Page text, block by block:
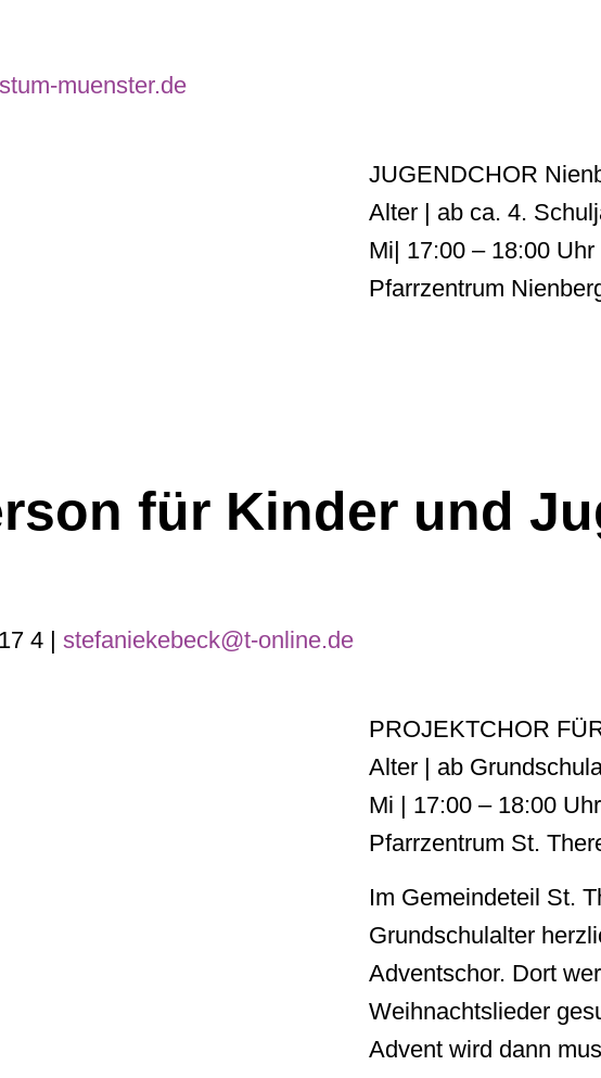
muenster.de
JUGENDCHOR
Alter | ab ca. 4.
Mi| 17:00 – 18:00 Uhr
Pfarrzentrum
für Kinder und
4 | stefaniekebeck@t-online.de
PROJEKTCHOR
Alter | ab
Mi | 17:00 – 18:00 Uhr
Pfarrzentrum St.
Im Gemeindeteil St.
Grundschulalter
Adventschor. Dort
Weihnachtslieder
Advent wird dann